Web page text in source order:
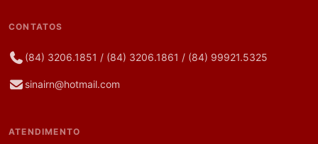
CONTATOS
(84) 3206.1851 / (84) 3206.1861 / (84) 99921.5325
sinairn@hotmail.com
ATENDIMENTO